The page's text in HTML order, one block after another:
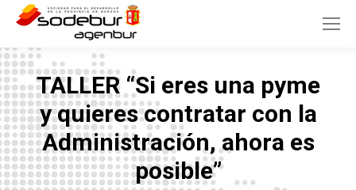
TALLER “Si eres una pyme
y quieres contratar con la
Administración, ahora es
posible”